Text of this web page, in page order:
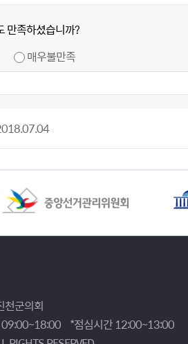
만족하셨습니까?
매우불만족
천군의회
09:00~18:00 *점심시간 12:00~13:00